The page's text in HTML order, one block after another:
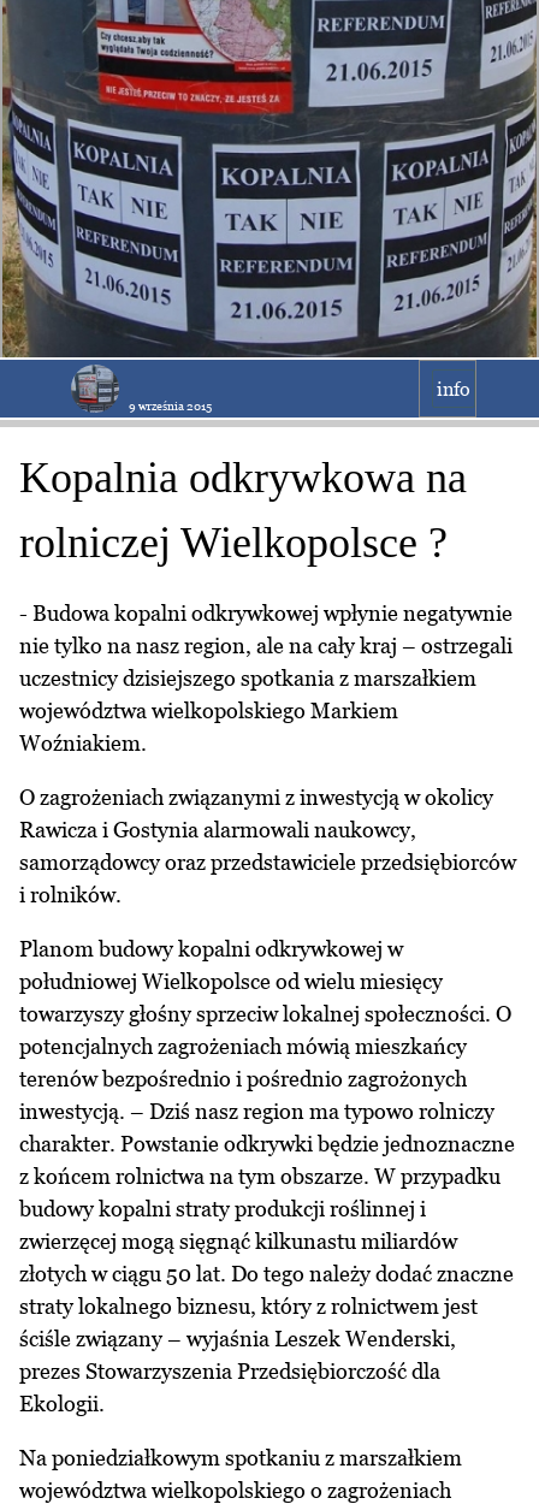
9 września 2015
info
Kopalnia odkrywkowa na
rolniczej Wielkopolsce ?
- Budowa kopalni odkrywkowej wpłynie negatywnie
nie tylko na nasz region, ale na cały kraj – ostrzegali
uczestnicy dzisiejszego spotkania z marszałkiem
województwa wielkopolskiego Markiem
Woźniakiem.
O zagrożeniach związanymi z inwestycją w okolicy
Rawicza i Gostynia alarmowali naukowcy,
samorządowcy oraz przedstawiciele przedsiębiorców
i rolników.
Planom budowy kopalni odkrywkowej w
południowej Wielkopolsce od wielu miesięcy
towarzyszy głośny sprzeciw lokalnej społeczności. O
potencjalnych zagrożeniach mówią mieszkańcy
terenów bezpośrednio i pośrednio zagrożonych
inwestycją. – Dziś nasz region ma typowo rolniczy
charakter. Powstanie odkrywki będzie jednoznaczne
z końcem rolnictwa na tym obszarze. W przypadku
budowy kopalni straty produkcji roślinnej i
zwierzęcej mogą sięgnąć kilkunastu miliardów
złotych w ciągu 50 lat. Do tego należy dodać znaczne
straty lokalnego biznesu, który z rolnictwem jest
ściśle związany – wyjaśnia Leszek Wenderski,
prezes Stowarzyszenia Przedsiębiorczość dla
Ekologii.
Na poniedziałkowym spotkaniu z marszałkiem
województwa wielkopolskiego o zagrożeniach